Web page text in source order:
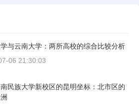
与云南大学：两所高校的综合比较分析
06 21:30:03
民族大学新校区的昆明坐标：北市区的